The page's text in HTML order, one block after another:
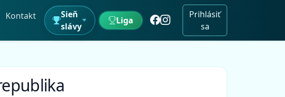
Kontakt
Sieň
slávy
Liga
Prihlásiť
sa